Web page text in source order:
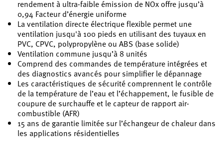
rendement à ultra-faible émission de NOx offre jusqu’à
0,94 Facteur d’énergie uniforme
La ventilation directe électrique flexible permet une
ventilation jusqu'à 100 pieds en utilisant des tuyaux en
PVC, CPVC, polypropylène ou ABS (base solide)
Ventilation commune jusqu’à 8 unités
Comprend des commandes de température intégrées et
des diagnostics avancés pour simplifier le dépannage
Les caractéristiques de sécurité comprennent le contrôle
de la température de l’eau et l’échappement, le fusible de
coupure de surchauffe et le capteur de rapport air-
combustible (AFR)
15 ans de garantie limitée sur l’échangeur de chaleur dans
les applications résidentielles